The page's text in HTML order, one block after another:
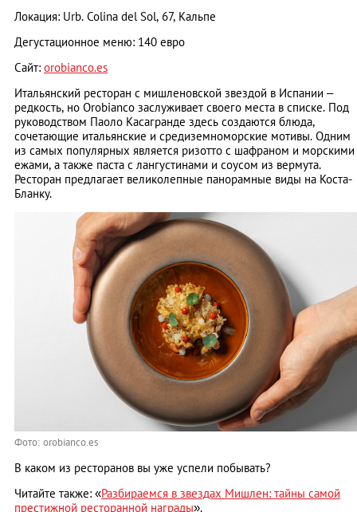
Локация: Urb. Colina del Sol, 67, Кальпе
Дегустационное меню: 140 евро
Сайт: orobianco.es
Итальянский ресторан с мишленовской звездой в Испании –
редкость, но Orobianco заслуживает своего места в списке. Под
руководством Паоло Касагранде здесь создаются блюда,
сочетающие итальянские и средиземноморские мотивы. Одним
из самых популярных является ризотто с шафраном и морскими
ежами, а также паста с лангустинами и соусом из вермута.
Ресторан предлагает великолепные панорамные виды на Коста-
Бланку.
Фото: orobianco.es
В каком из ресторанов вы уже успели побывать?
Читайте также: «Разбираемся в звездах Мишлен: тайны самой
престижной ресторанной награды».